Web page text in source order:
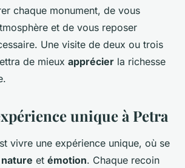
chaque monument, de vous
et de vous reposer
Une visite de deux ou trois
de mieux apprécier la richesse
unique à Petra
vivre une expérience unique, où se
nature et émotion. Chaque recoin